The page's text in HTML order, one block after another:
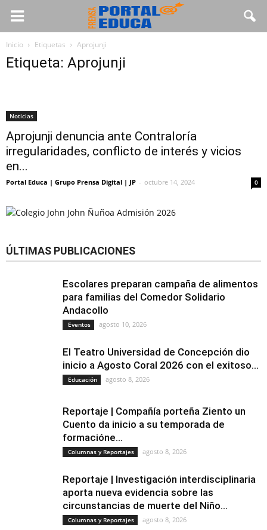
Inicio Etiquetas Aprojunji
Etiqueta: Aprojunji
Noticias
Aprojunji denuncia ante Contraloría
irregularidades, conflicto de interés y vicios
en...
Portal Educa | Grupo Prensa Digital | JP - octubre 14, 2024 0
ÚLTIMAS PUBLICACIONES
Escolares preparan campaña de alimentos
para familias del Comedor Solidario
Andacollo
Eventos agosto 10, 2026
El Teatro Universidad de Concepción dio
inicio a Agosto Coral 2026 con el exitoso...
Educación agosto 8, 2026
Reportaje | Compañía porteña Ziento un
Cuento da inicio a su temporada de
formacióne...
Columnas y Reportajes agosto 8, 2026
Reportaje | Investigación interdisciplinaria
aporta nueva evidencia sobre las
circunstancias de muerte del Niño...
Columnas y Reportajes agosto 8, 2026